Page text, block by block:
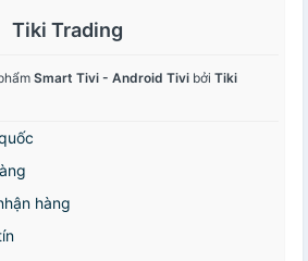
Tiki Trading
Smart Tivi - Android Tivi bởi Tiki
hàng